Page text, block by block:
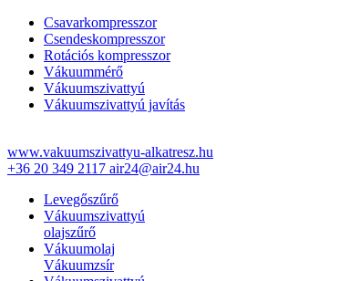
Csavarkompresszor
Csendeskompresszor
Rotációs kompresszor
Vákuummérő
Vákuumszivattyú
Vákuumszivattyú javítás
www.vakuumszivattyu-alkatresz.hu
+36 20 349 2117 air24@air24.hu
Levegőszűrő
Vákuumszivattyú
olajszűrő
Vákuumolaj
Vákuumzsír